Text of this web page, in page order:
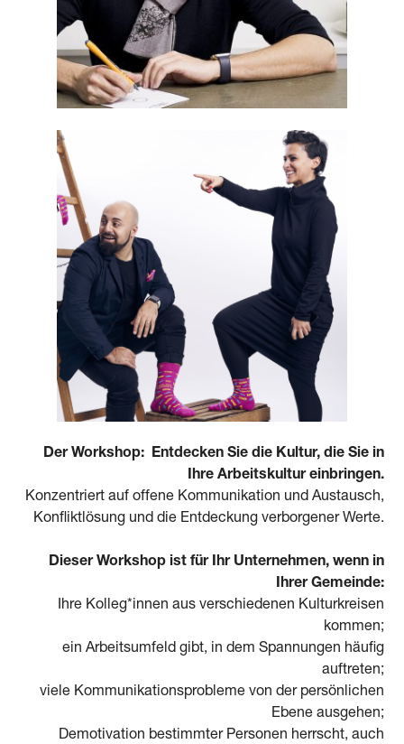
Der Workshop: Entdecken Sie die Kultur, die Sie in
Ihre Arbeitskultur einbringen.
Konzentriert auf offene Kommunikation und Austausch,
Konfliktlösung und die Entdeckung verborgener Werte.
Dieser Workshop ist für Ihr Unternehmen, wenn in
Ihrer Gemeinde:
Ihre Kolleg*innen aus verschiedenen Kulturkreisen
kommen;
ein Arbeitsumfeld gibt, in dem Spannungen häufig
auftreten;
viele Kommunikationsprobleme von der persönlichen
Ebene ausgehen;
Demotivation bestimmter Personen herrscht, auch